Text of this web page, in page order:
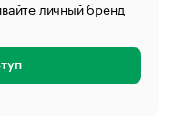
личный бренд